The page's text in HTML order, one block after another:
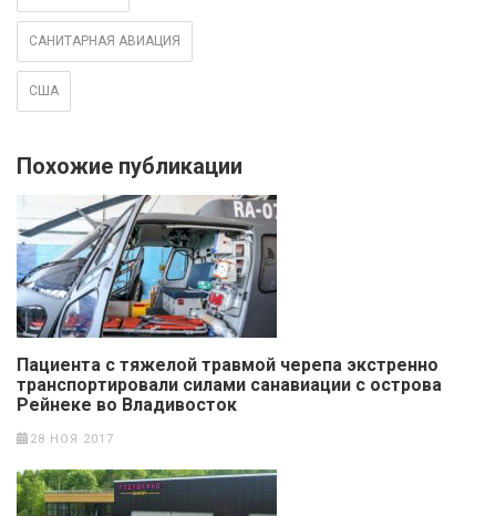
САНИТАРНАЯ АВИАЦИЯ
США
Похожие публикации
Пациента с тяжелой травмой черепа экстренно
транспортировали силами санавиации с острова
Рейнеке во Владивосток
28 НОЯ 2017